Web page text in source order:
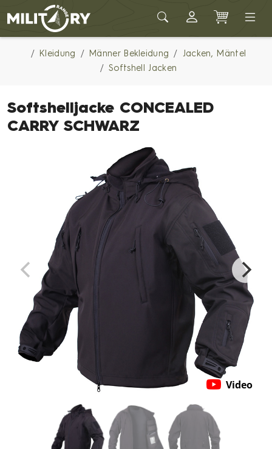
Army shop MILITARY RANGE
Kleidung Männer Bekleidung
Jacken, Mäntel
Softshell Jacken
Softshelljacke CONCEALED
CARRY SCHWARZ
Video